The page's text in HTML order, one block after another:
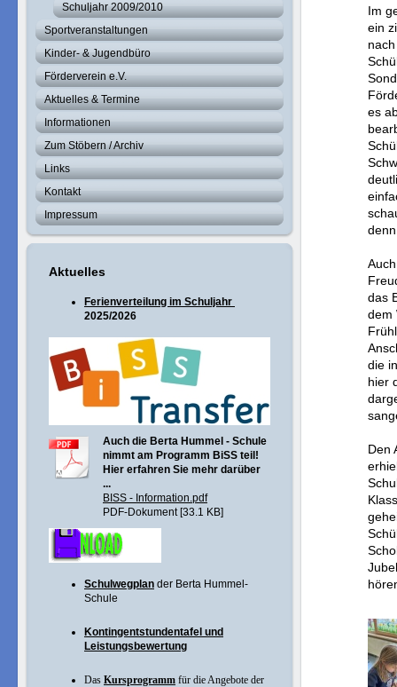
Schuljahr 2009/2010
Sportveranstaltungen
Kinder- & Jugendbüro
Förderverein e.V.
Aktuelles & Termine
Informationen
Zum Stöbern / Archiv
Links
Kontakt
Impressum
Aktuelles
Ferienverteilung im Schuljahr
2025/2026
Auch die Berta Hummel - Schule
nimmt am Programm BiSS teil!
Hier erfahren Sie mehr darüber
...
BISS - Information.pdf
PDF-Dokument [33.1 KB]
Schulwegplan der Berta Hummel-
Schule
Kontingentstundentafel und
Leistungsbewertung
Das Kursprogramm für die Angebote der
Im
ein
es
das
dem
die
hier
Den